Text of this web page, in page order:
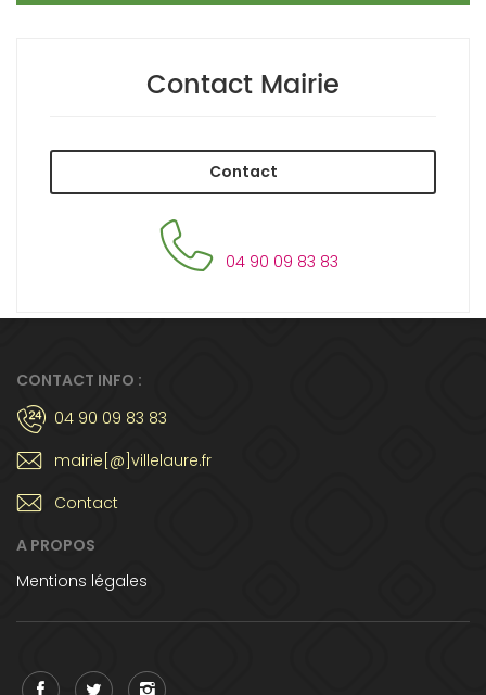
Contact Mairie
Contact
04 90 09 83 83
CONTACT INFO :
04 90 09 83 83
mairie[@]villelaure.fr
Contact
A PROPOS
Mentions légales